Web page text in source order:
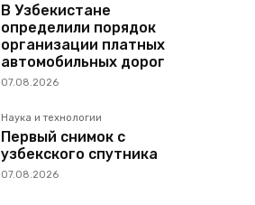
В Узбекистане
определили порядок
организации платных
автомобильных дорог
07.08.2026
Наука и технологии
Первый снимок с
узбекского спутника
07.08.2026